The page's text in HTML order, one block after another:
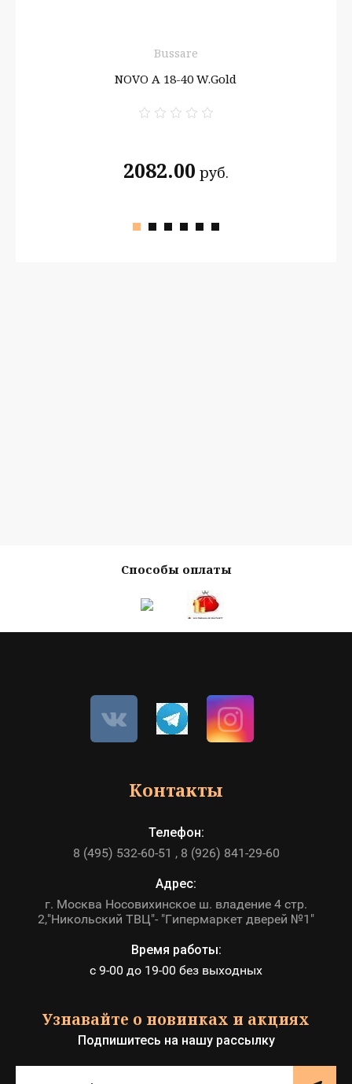
Bussare
NOVO A 18-40 W.Gold
2082.00 руб.
Способы оплаты
Контакты
Телефон:
8 (495) 532-60-51
8 (926) 841-29-60
Адрес:
г. Москва Носовихинское ш. владение 4 стр.
2,"Никольский ТВЦ"- "Гипермаркет дверей №1"
Время работы:
с 9-00 до 19-00 без выходных
Узнавайте о новинках и акциях
Подпишитесь на нашу рассылку